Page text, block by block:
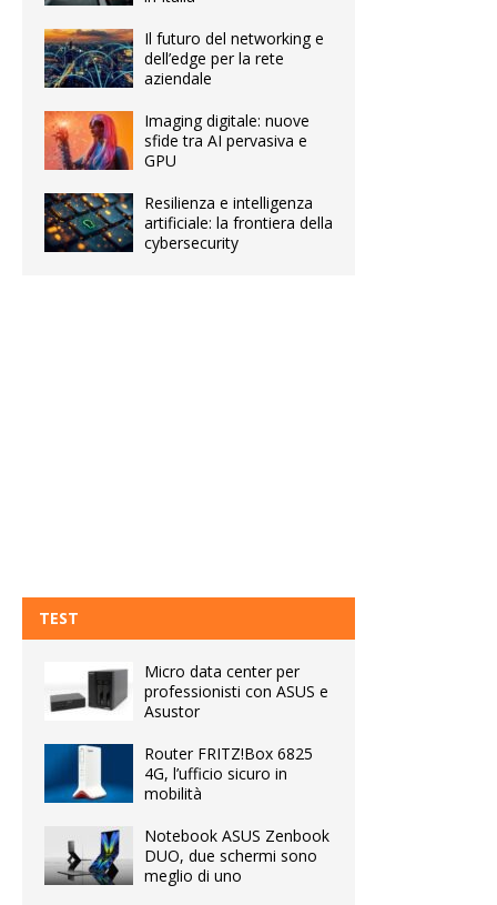
Il futuro del networking e
dell’edge per la rete
aziendale
Imaging digitale: nuove
sfide tra AI pervasiva e
GPU
Resilienza e intelligenza
artificiale: la frontiera della
cybersecurity
TEST
Micro data center per
professionisti con ASUS e
Asustor
Router FRITZ!Box 6825
4G, l’ufficio sicuro in
mobilità
Notebook ASUS Zenbook
DUO, due schermi sono
meglio di uno